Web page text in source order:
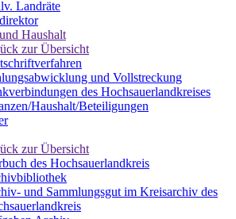
Landräte
Haushalt
zur Übersicht
und Vollstreckung
des Hochsauerlandkreises
Haushalt/Beteiligungen
zur Übersicht
des Hochsauerlandkreis
und Sammlungsgut im Kreisarchiv des